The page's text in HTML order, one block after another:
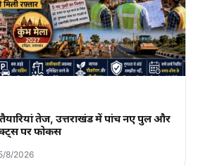
तेज, उत्तराखंड में पांच नए पुल और
पर फोकस
8/2026